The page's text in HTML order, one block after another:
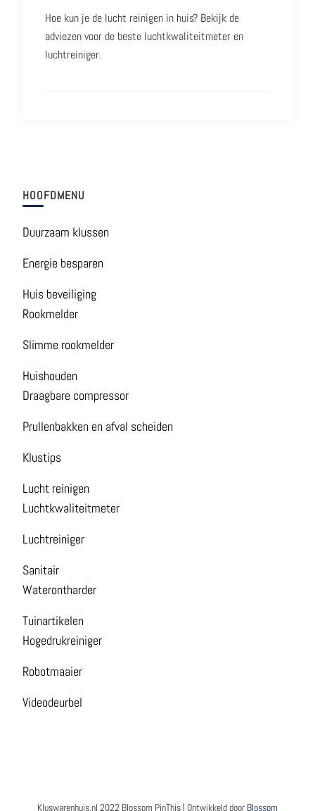
Hoe kun je de lucht reinigen in huis? Bekijk de
adviezen voor de beste luchtkwaliteitmeter en
luchtreiniger.
HOOFDMENU
Duurzaam klussen
Energie besparen
Huis beveiliging
Rookmelder
Slimme rookmelder
Huishouden
Draagbare compressor
Prullenbakken en afval scheiden
Klustips
Lucht reinigen
Luchtkwaliteitmeter
Luchtreiniger
Sanitair
Waterontharder
Tuinartikelen
Hogedrukreiniger
Robotmaaier
Videodeurbel
Kluswarenhuis.nl 2022 Blossom PinThis | Ontwikkeld door Blossom